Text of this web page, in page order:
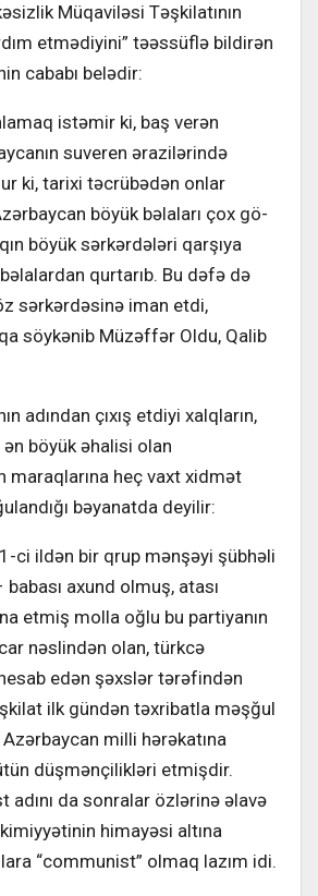
Müqa­viləsi Təşkilatının
etmədiyini” təəssüflə bildirən
cababı belədir:
istəmir ki, baş verən
su­veren ərazilərində
ki, tarixi təcrübədən onlar
böyük bəlaları çox gö­
böyük sərkərdələri qarşıya
bəlalardan qurtarıb. Bu dəfə də
sərkərdəsinə iman etdi,
söykənib Müzəffər Oldu, Qalib
adından çıxış etdiyi xalqların,
böyük əhalisi olan
maraqlarına heç vaxt xidmət
bəyanatda de­yilir:
ci ildən bir qrup mənşəyi şübhəli
axund olmuş, atası
etmiş molla oğlu bu partiyanın
nəslindən olan, türkcə
hesab edən şəxslər tərəfindən
ilk gündən təxribatla məşğul
milli hərəkatına
düşmənçiliklə­ri etmişdir.
adını da sonralar özlərinə əlavə
himayəsi altına
“communist” olmaq lazım idi.